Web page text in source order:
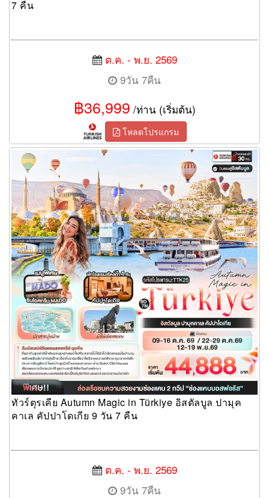
7 คืน
ต.ค. - พ.ย. 2569
9วัน 7คืน
฿36,999 /ท่าน (เริ่มต้น)
โหลดโปรแกรม
ทัวร์ตุรเคีย Autumn Magic in Türkiye อิสตัลบูล ปามุคคาเล คัปปาโด
เกีย 9 วัน 7 คืน
ทัวร์ตุรเคีย Autumn Magic in Türkiye อิสตัลบูล ปามุค
คาเล คัปปาโดเกีย 9 วัน 7 คืน
ต.ค. - พ.ย. 2569
9วัน 7คืน